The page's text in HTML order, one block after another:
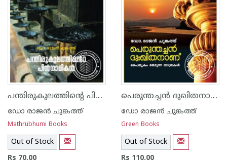
പന്തിരുകുലത്തിന്റെ പിന്‍ഗാമികള്‍
ഡോ രാജ‌ന്‍ ചുങ്കത്ത്
Mathrubhumi Books
Out of Stock
Rs 70.00
പെരുന്തച്ച‌ന്‍ ദുഖിതനാണ്
ഡോ രാജ‌ന്‍ ചുങ്കത്ത്
Green Books
Out of Stock
Rs 110.00